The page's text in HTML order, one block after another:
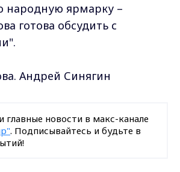
народную ярмарку –
готова обсудить с
Андрей Синягин
главные новости в макс-канале
. Подписывайтесь и будьте в